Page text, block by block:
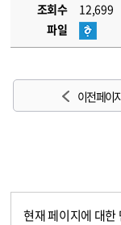
조회수
12,699
파일
이전 페이
현재 페이지에 대